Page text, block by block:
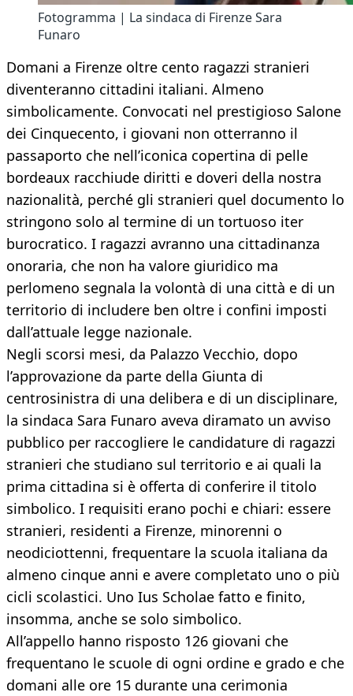
Fotogramma | La sindaca di Firenze Sara
Funaro
Domani a Firenze oltre cento ragazzi stranieri
diventeranno cittadini italiani. Almeno
simbolicamente. Convocati nel prestigioso Salone
dei Cinquecento, i giovani non otterranno il
passaporto che nell’iconica copertina di pelle
bordeaux racchiude diritti e doveri della nostra
nazionalità, perché gli stranieri quel documento lo
stringono solo al termine di un tortuoso iter
burocratico. I ragazzi avranno una cittadinanza
onoraria, che non ha valore giuridico ma
perlomeno segnala la volontà di una città e di un
territorio di includere ben oltre i confini imposti
dall’attuale legge nazionale.
Negli scorsi mesi, da Palazzo Vecchio, dopo
l’approvazione da parte della Giunta di
centrosinistra di una delibera e di un disciplinare,
la sindaca Sara Funaro aveva diramato un avviso
pubblico per raccogliere le candidature di ragazzi
stranieri che studiano sul territorio e ai quali la
prima cittadina si è offerta di conferire il titolo
simbolico. I requisiti erano pochi e chiari: essere
stranieri, residenti a Firenze, minorenni o
neodiciottenni, frequentare la scuola italiana da
almeno cinque anni e avere completato uno o più
cicli scolastici. Uno Ius Scholae fatto e finito,
insomma, anche se solo simbolico.
All’appello hanno risposto 126 giovani che
frequentano le scuole di ogni ordine e grado e che
domani alle ore 15 durante una cerimonia